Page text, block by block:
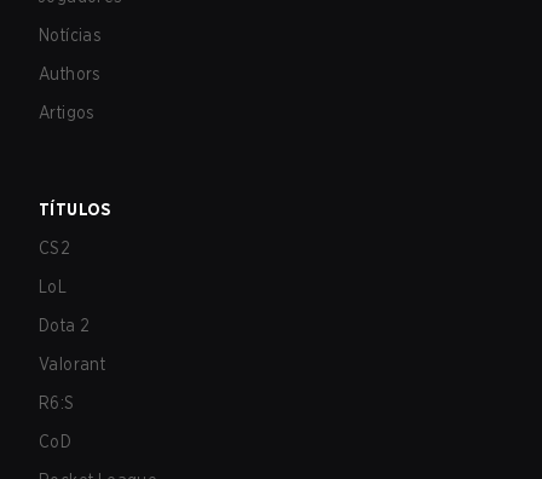
Notícias
Authors
Artigos
TÍTULOS
CS2
LoL
Dota 2
Valorant
R6:S
CoD